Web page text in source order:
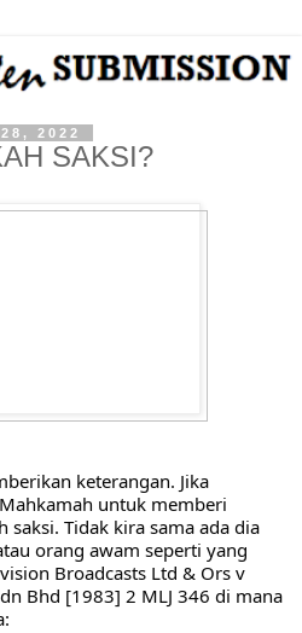
2022
SAKSI?
keterangan. Jika
untuk memberi
saksi. Tidak kira sama ada dia
orang awam seperti yang
Broadcasts Ltd & Ors v
Bhd [1983] 2 MLJ 346 di mana